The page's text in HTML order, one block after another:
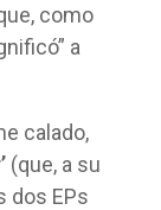
como
a
calado,
(que, a su
dos EPs